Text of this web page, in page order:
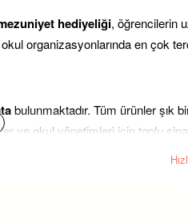
hediyeliği, öğrencilerin
okul organizasyonlarında en çok
bulunmaktadır. Tüm ürünler şık
ve okul yönetimleri için toplu